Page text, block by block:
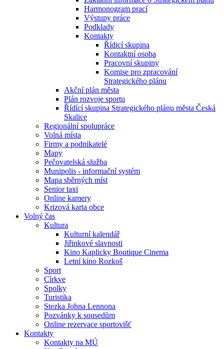
Harmonogram prací
Výstupy práce
Podklady
Kontakty
Řídicí skupina
Kontaktní osoba
Pracovní skupiny
Komise pro zpracování
Strategického plánu
Akční plán města
Plán rozvoje sportu
Řídící skupina Strategického plánu města Česká
Skalice
Regionální spolupráce
Volná místa
Firmy a podnikatelé
Mapy
Pečovatelská služba
Munipolis - informační systém
Mapa sběrných míst
Senior taxi
Online kamery
Krizová karta obce
Volný čas
Kultura
Kulturní kalendář
Jiřinkové slavnosti
Kino Kaplicky Boutique Cinema
Letní kino Rozkoš
Sport
Církve
Spolky
Turistika
Stezka Johna Lennona
Pozvánky k sousedům
Online rezervace sportovišť
Kontakty
Kontakty na MÚ